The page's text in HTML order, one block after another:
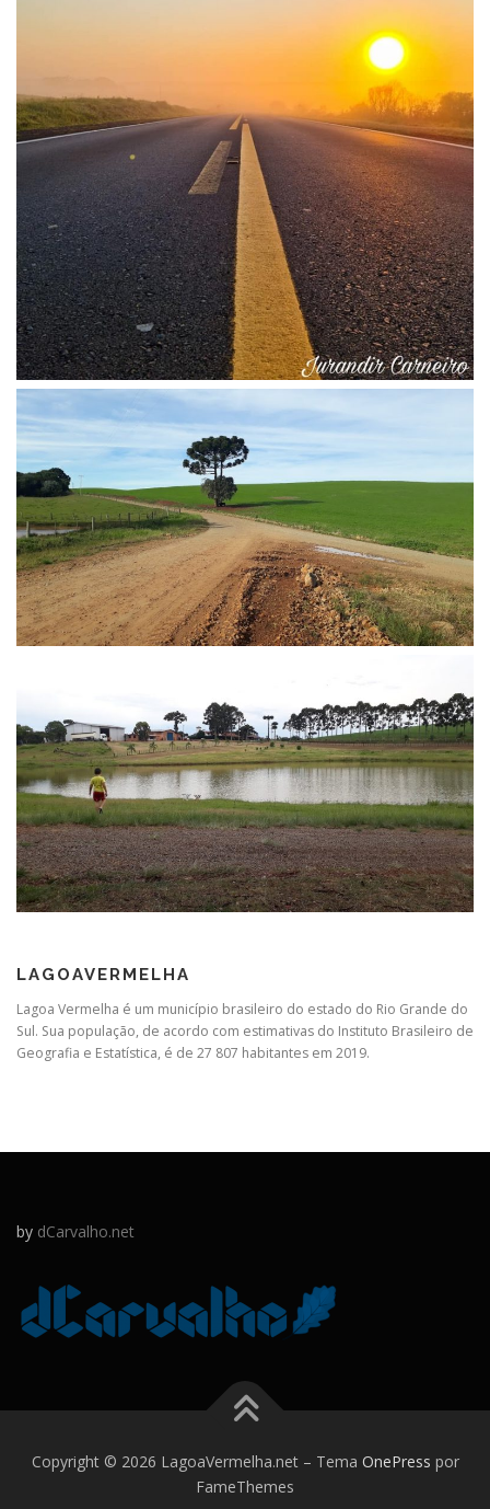
LAGOAVERMELHA
Lagoa Vermelha é um município brasileiro do estado do Rio Grande do
Sul. Sua população, de acordo com estimativas do Instituto Brasileiro de
Geografia e Estatística, é de 27 807 habitantes em 2019.
by dCarvalho.net
Copyright © 2026 LagoaVermelha.net – Tema OnePress por
FameThemes